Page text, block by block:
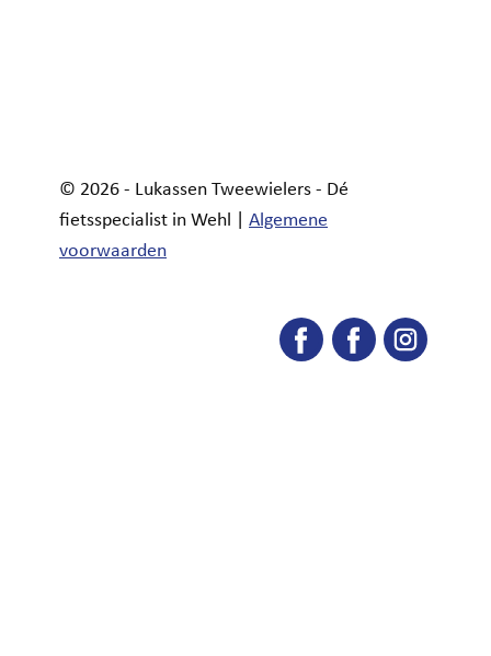
© 2026 - Lukassen Tweewielers - Dé
fietsspecialist in Wehl | Algemene
voorwaarden